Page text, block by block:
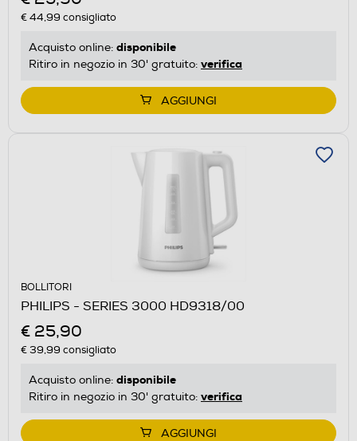
€ 44,99 consigliato
Acquisto online: disponibile
Ritiro in negozio in 30' gratuito: verifica
AGGIUNGI
BOLLITORI
PHILIPS - SERIES 3000 HD9318/00
€ 25,90
€ 39,99 consigliato
Acquisto online: disponibile
Ritiro in negozio in 30' gratuito: verifica
AGGIUNGI